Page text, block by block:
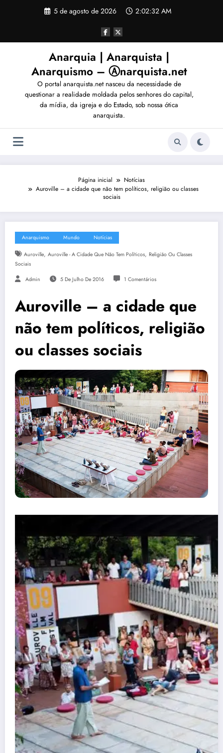
5 de agosto de 2026 2:02:33 AM
Anarquia | Anarquista |
Anarquismo – Ⓐnarquista.net
O portal anarquista.net nasceu da necessidade de
questionar a realidade moldada pelos senhores do capital,
da mídia, da igreja e do Estado, sob nossa ótica
anarquista.
Página inicial
Notícias
Auroville – a cidade que não tem políticos, religião ou classes
sociais
Anarquismo Mundo Notícias
Auroville, Auroville - A Cidade Que Não Tem Políticos, Religião Ou Classes
Sociais
Admin 5 De Julho De 2016 1 Comentários
Auroville – a cidade que
não tem políticos, religião
ou classes sociais